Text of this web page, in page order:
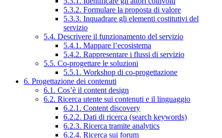
5.3.2. Formulare la proposta di valore
5.3.3. Inquadrare gli elementi costitutivi del
servizio
5.4. Descrivere il funzionamento del servizio
5.4.1. Mappare l’ecosistema
5.4.2. Rappresentare i flussi di servizio
5.5. Co-progettare le soluzioni
5.5.1. Workshop di co-progettazione
6. Progettazione dei contenuti
6.1. Cos’è il content design
6.2. Ricerca utente sui contenuti e il linguaggio
6.2.1. Content discovery
6.2.2. Dati di ricerca (search keywords)
6.2.3. Ricerca tramite analytics
6.2.4. Ricerca sui forum